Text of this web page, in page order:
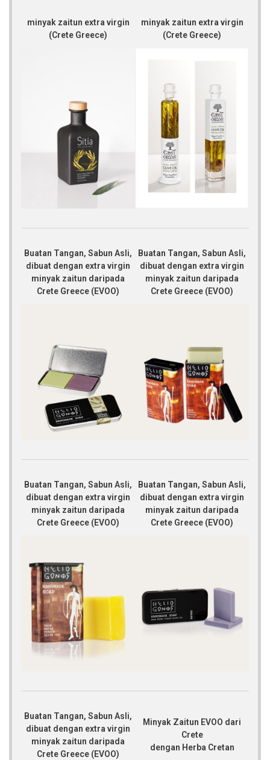
minyak zaitun extra virgin
(Crete Greece)
minyak zaitun extra virgin
(Crete Greece)
Buatan Tangan, Sabun Asli,
dibuat dengan extra virgin
minyak zaitun daripada
Crete Greece (EVOO)
Buatan Tangan, Sabun Asli,
dibuat dengan extra virgin
minyak zaitun daripada
Crete Greece (EVOO)
Buatan Tangan, Sabun Asli,
dibuat dengan extra virgin
minyak zaitun daripada
Crete Greece (EVOO)
Buatan Tangan, Sabun Asli,
dibuat dengan extra virgin
minyak zaitun daripada
Crete Greece (EVOO)
Buatan Tangan, Sabun Asli,
dibuat dengan extra virgin
minyak zaitun daripada
Crete Greece (EVOO)
Minyak Zaitun EVOO dari
Crete
dengan Herba Cretan